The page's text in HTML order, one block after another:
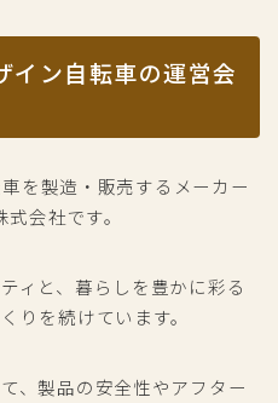
ン自転車の運営会
を製造・販売するメーカー
会社です。
ィと、暮らしを豊かに彩る
りを続けています。
、製品の安全性やアフター